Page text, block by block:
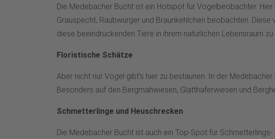
Die Medebacher Bucht ist ein Hotspot für Vogelbeobachter.
Grauspecht, Raubwürger und Braunkehlchen beobachten.
diese beeindruckenden Tiere in ihrem natürlichen Lebensraum zu
Floristische Schätze
Aber nicht nur Vögel gibt’s hier zu bestaunen. In der
Besonders auf den Bergmähwiesen, Glatthaferwiesen und
Schmetterlinge und Heuschrecken
Die Medebacher Bucht ist auch ein Top-Spot für